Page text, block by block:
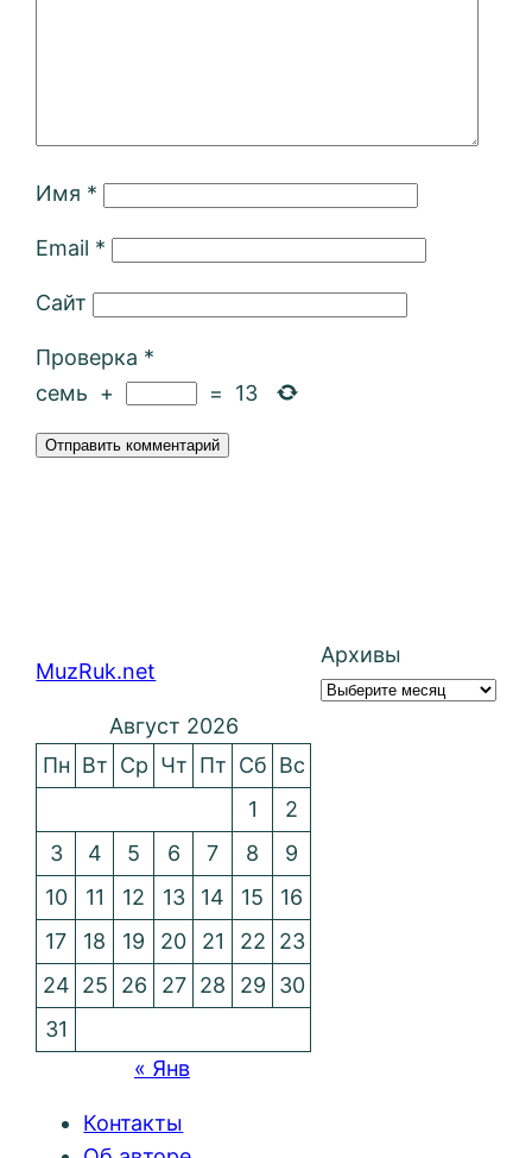
Имя *
Email *
Сайт
Проверка *
семь + = 13
MuzRuk.net
Архивы
Август 2026
Пн Вт Ср Чт Пт Сб Вс
1
2
3
4 5 6 7 8
9
10
11 12 13 14 15
16
17
18 19 20 21 22
23
24 25 26 27 28 29
30
31
« Янв
Контакты